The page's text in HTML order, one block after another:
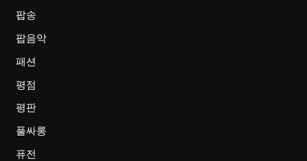
팝송
팝음악
패션
평점
평판
풀싸롱
퓨전